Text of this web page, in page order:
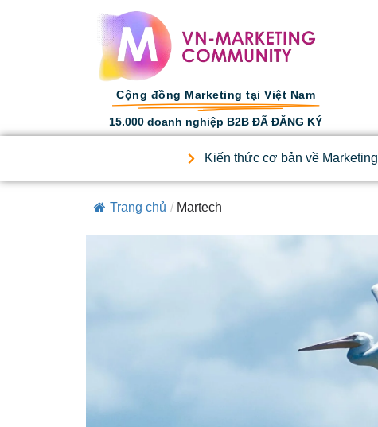
Cộng đồng Marketing tại Việt Nam
15.000 doanh nghiệp B2B ĐÃ ĐĂNG KÝ
Kiến thức cơ bản về Marketing
Trang chủ / Martech